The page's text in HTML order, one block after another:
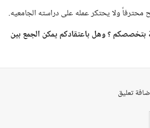
ولا يحتكر عمله على دراسته الجامعيه.
؟ وهل باعتقادكم يمكن الجمع بين
تعليق